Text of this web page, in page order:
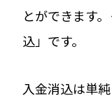
とができます
込」です。
入金消込は単